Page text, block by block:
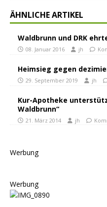
ÄHNLICHE ARTIKEL
Waldbrunn und DRK
08. Januar 2016 jh
Heimsieg gegen
29. September 2019 jh
Kur-Apotheke
Waldbrunn“
21. März 2014 jh
Werbung
Werbung